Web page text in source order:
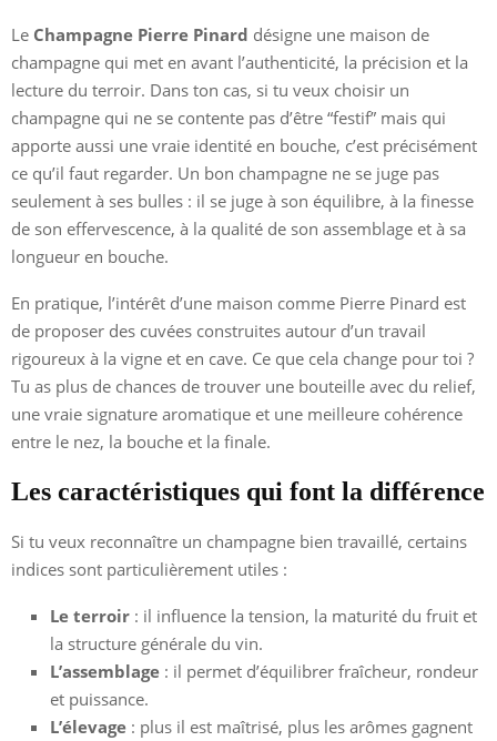
Le Champagne Pierre Pinard désigne une maison de
champagne qui met en avant l’authenticité, la précision et la
lecture du terroir. Dans ton cas, si tu veux choisir un
champagne qui ne se contente pas d’être “festif” mais qui
apporte aussi une vraie identité en bouche, c’est précisément
ce qu’il faut regarder. Un bon champagne ne se juge pas
seulement à ses bulles : il se juge à son équilibre, à la finesse
de son effervescence, à la qualité de son assemblage et à sa
longueur en bouche.
En pratique, l’intérêt d’une maison comme Pierre Pinard est
de proposer des cuvées construites autour d’un travail
rigoureux à la vigne et en cave. Ce que cela change pour toi ?
Tu as plus de chances de trouver une bouteille avec du relief,
une vraie signature aromatique et une meilleure cohérence
entre le nez, la bouche et la finale.
Les caractéristiques qui font la différence
Si tu veux reconnaître un champagne bien travaillé, certains
indices sont particulièrement utiles :
Le terroir : il influence la tension, la maturité du fruit et
la structure générale du vin.
L’assemblage : il permet d’équilibrer fraîcheur, rondeur
et puissance.
L’élevage : plus il est maîtrisé, plus les arômes gagnent